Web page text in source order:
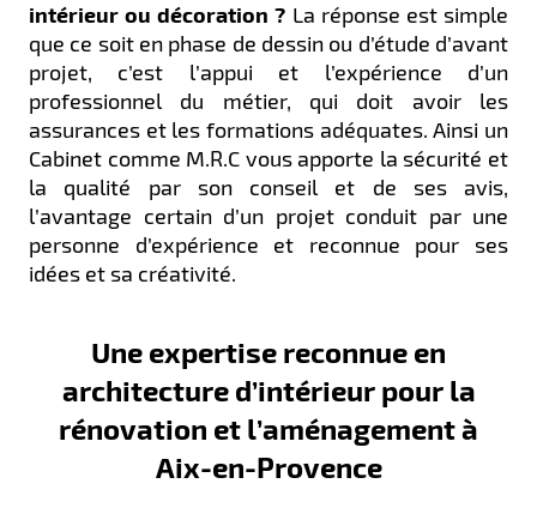
intérieur ou décoration ? La réponse est simple
que ce soit en phase de dessin ou d’étude d’avant
projet, c’est l’appui et l’expérience d’un
professionnel du métier, qui doit avoir les
assurances et les formations adéquates. Ainsi un
Cabinet comme M.R.C vous apporte la sécurité et
la qualité par son conseil et de ses avis,
l’avantage certain d’un projet conduit par une
personne d’expérience et reconnue pour ses
idées et sa créativité.
Une expertise reconnue en
architecture d’intérieur pour la
rénovation et l’aménagement à
Aix-en-Provence